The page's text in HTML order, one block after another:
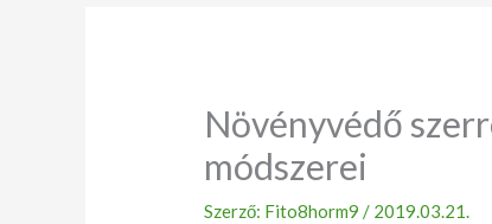
Növényvédő
módszerei
Szerző: Fito8horm9/ 2019.03.21.